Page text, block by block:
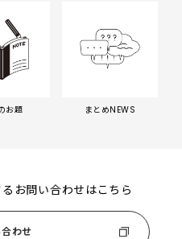
お題 まとめNEWS
お問い合わせはこちら
わせ